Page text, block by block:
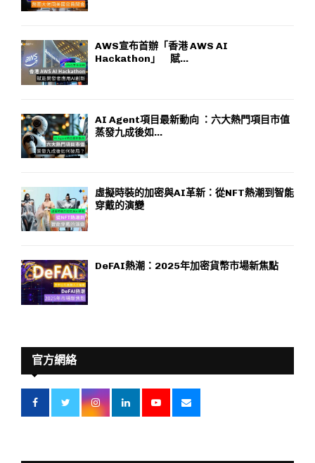
AWS宣布首辦「香港 AWS AI
Hackathon」 賦...
AI Agent項目最新動向 ：六大熱門項目市值
蒸發九成後如...
虛擬時裝的加密與AI革新：從NFT熱潮到智能
穿戴的演變
DeFAI熱潮：2025年加密貨幣市場新焦點
官方網絡